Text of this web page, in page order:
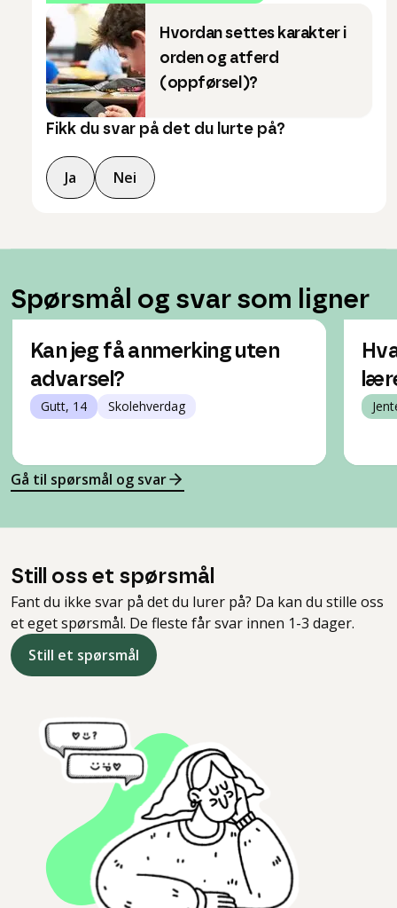
Hvordan settes karakter i
orden og atferd
(oppførsel)?
Fikk du svar på det du lurte på?
Ja Nei
Spørsmål og svar som ligner
Kan jeg få anmerking uten
advarsel?
Gutt, 14 Skolehverdag
Gå til spørsmål og svar
Still oss et spørsmål
Fant du ikke svar på det du lurer på? Da kan du stille oss
et eget spørsmål. De fleste får svar innen 1-3 dager.
Still et spørsmål